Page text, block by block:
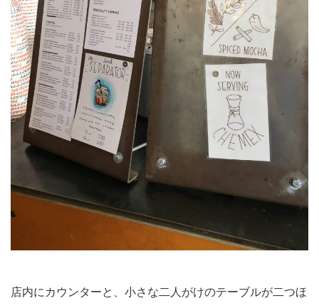
店内にカウンターと、小さな二人がけのテーブルが二つほ